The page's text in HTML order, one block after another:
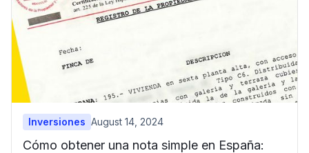
Inversiones August 14, 2024
Cómo obtener una nota simple en España: